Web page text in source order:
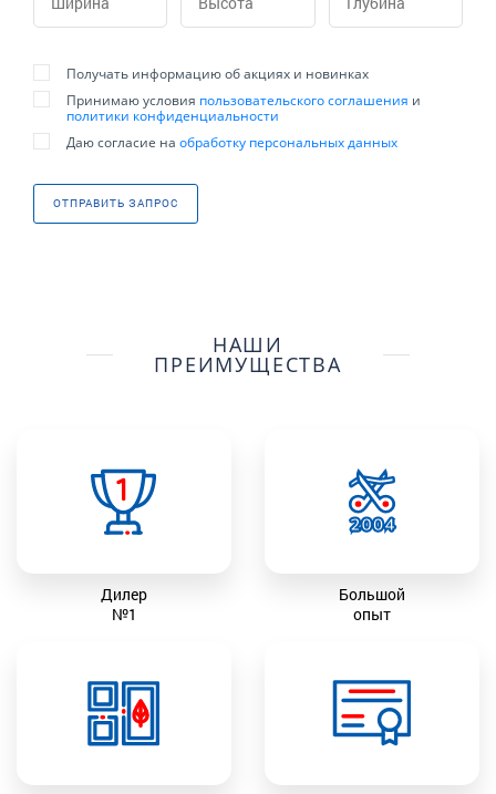
ОТПРАВИТЬ ЗАПРОС
Получать информацию об акциях и новинках
Принимаю условия пользовательского соглашения и
политики конфиденциальности
Даю согласие на обработку персональных данных
НАШИ
ПРЕИМУЩЕСТВА
Дилер
№1
Большой
опыт